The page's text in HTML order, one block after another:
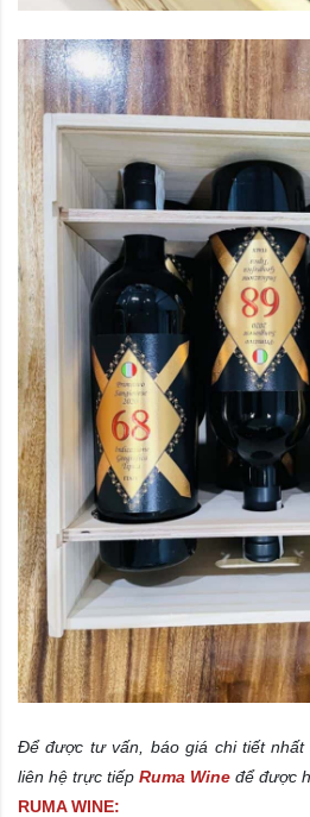
Để được tư vấn, báo giá chi tiết
liên hệ trực tiếp Ruma Wine để được
RUMA WINE: